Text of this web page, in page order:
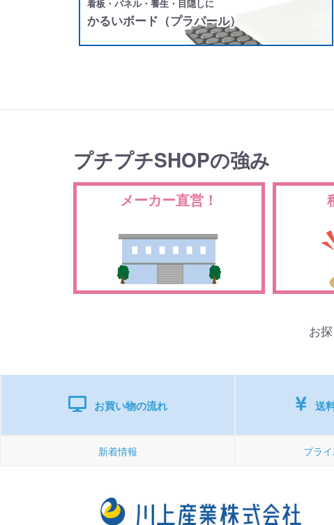
看板・パネル・養生・目隠しに
かるいボード（プラパール）
プチプチSHOPの強み
メーカー直営！
お
お買い物の流れ 送
新着情報 プラ